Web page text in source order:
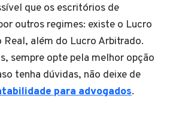
que os escritórios de
outros regimes: existe o Lucro
Real, além do Lucro Arbitrado.
sempre opte pela melhor opção
tenha dúvidas, não deixe de
para advogados.